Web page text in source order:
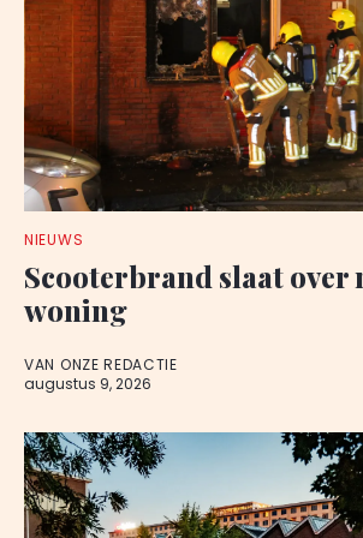
NIEUWS
Scooterbrand slaat over
woning
VAN ONZE REDACTIE
augustus 9, 2026